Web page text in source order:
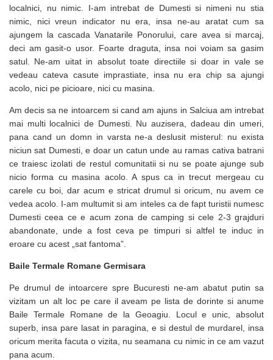
localnici, nu nimic. I-am intrebat de Dumesti si nimeni nu stia
nimic, nici vreun indicator nu era, insa ne-au aratat cum sa
ajungem la cascada Vanatarile Ponorului, care avea si marcaj,
deci am gasit-o usor. Foarte draguta, insa noi voiam sa gasim
satul. Ne-am uitat in absolut toate directiile si doar in vale se
vedeau cateva casute imprastiate, insa nu era chip sa ajungi
acolo, nici pe picioare, nici cu masina.
Am decis sa ne intoarcem si cand am ajuns in Salciua am intrebat
mai multi localnici de Dumesti. Nu auzisera, dadeau din umeri,
pana cand un domn in varsta ne-a deslusit misterul: nu exista
niciun sat Dumesti, e doar un catun unde au ramas cativa batrani
ce traiesc izolati de restul comunitatii si nu se poate ajunge sub
nicio forma cu masina acolo. A spus ca in trecut mergeau cu
carele cu boi, dar acum e stricat drumul si oricum, nu avem ce
vedea acolo. I-am multumit si am inteles ca de fapt turistii numesc
Dumesti ceea ce e acum zona de camping si cele 2-3 grajduri
abandonate, unde a fost ceva pe timpuri si altfel te induc in
eroare cu acest „sat fantoma”.
Baile Termale Romane Germisara
Pe drumul de intoarcere spre Bucuresti ne-am abatut putin sa
vizitam un alt loc pe care il aveam pe lista de dorinte si anume
Baile Termale Romane de la Geoagiu. Locul e unic, absolut
superb, insa pare lasat in paragina, e si destul de murdarel, insa
oricum merita facuta o vizita, nu seamana cu nimic in ce am vazut
pana acum.